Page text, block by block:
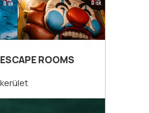
ROOMS